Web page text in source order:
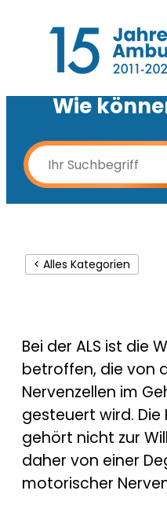
Wie
< Alles Kategorien
Bei der ALS ist die
betroffen, die von
Nervenzellen im
gesteuert wird. Die
gehört nicht zur
daher von einer
motorischer